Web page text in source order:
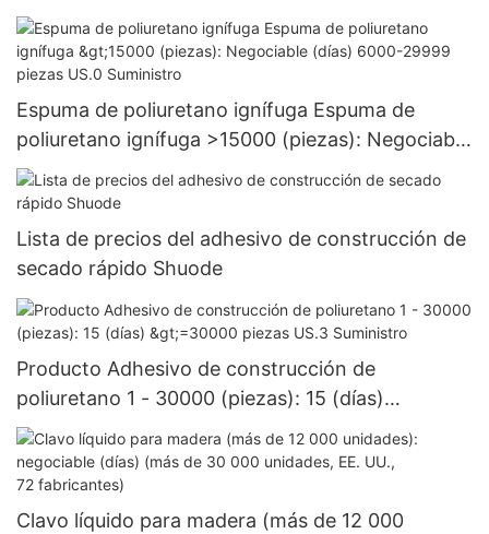
Espuma de poliuretano ignífuga Espuma de
poliuretano ignífuga >15000 (piezas): Negociable
(días) 6000-29999 piezas US.0 Suministro
Lista de precios del adhesivo de construcción de
secado rápido Shuode
Producto Adhesivo de construcción de
poliuretano 1 - 30000 (piezas): 15 (días)
>=30000 piezas US.3 Suministro
Clavo líquido para madera (más de 12 000